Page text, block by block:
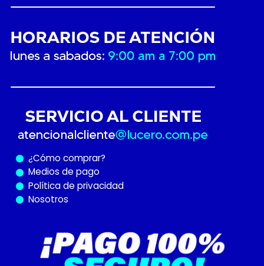
¿Cómo comprar?
Medios de pago
Política de privacidad
Nosotros